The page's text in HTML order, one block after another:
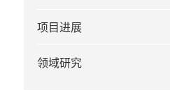
项目进展
领域研究